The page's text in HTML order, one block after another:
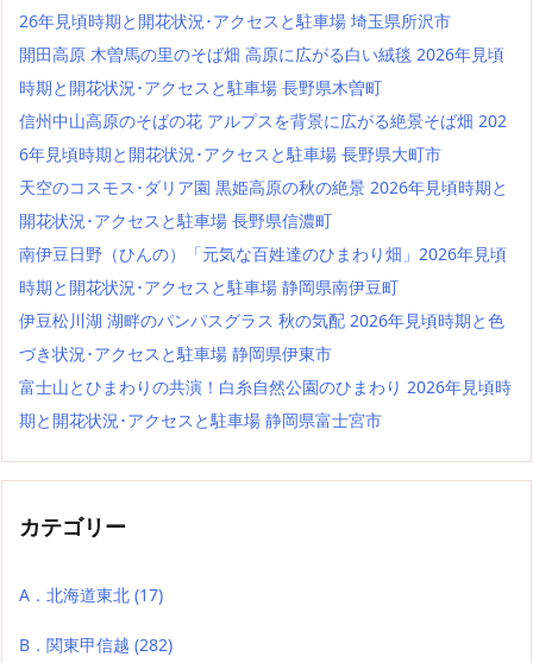
26年見頃時期と開花状況･アクセスと駐車場 埼玉県所沢市
開田高原 木曽馬の里のそば畑 高原に広がる白い絨毯 2026年見頃
時期と開花状況･アクセスと駐車場 長野県木曽町
信州中山高原のそばの花 アルプスを背景に広がる絶景そば畑 202
6年見頃時期と開花状況･アクセスと駐車場 長野県大町市
天空のコスモス･ダリア園 黒姫高原の秋の絶景 2026年見頃時期と
開花状況･アクセスと駐車場 長野県信濃町
南伊豆日野（ひんの）「元気な百姓達のひまわり畑」2026年見頃
時期と開花状況･アクセスと駐車場 静岡県南伊豆町
伊豆松川湖 湖畔のパンパスグラス 秋の気配 2026年見頃時期と色
づき状況･アクセスと駐車場 静岡県伊東市
富士山とひまわりの共演！白糸自然公園のひまわり 2026年見頃時
期と開花状況･アクセスと駐車場 静岡県富士宮市
カテゴリー
A．北海道東北 (17)
B．関東甲信越 (282)